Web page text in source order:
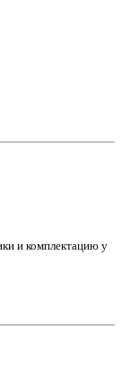
и комплектацию у